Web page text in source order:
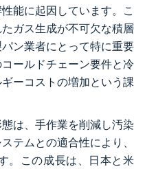
能に起因しています。こ
ガス生成が不可欠な積層
ン業者にとって特に重要
ールドチェーン要件と冷
ーコストの増加という課
は、手作業を削減し汚染
テムとの適合性により、
。この成長は、日本と米